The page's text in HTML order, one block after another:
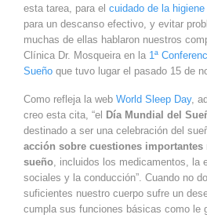
esta tarea, para el cuidado de la
para un descanso efectivo, y evitar
muchas de ellas hablaron nuestros
Clínica Dr. Mosqueira en la 1ª
Sueño que tuvo lugar el pasado 15 de
Como refleja la web World Sleep Day,
creo esta cita, “el Día Mundial del
destinado a ser una celebración del
acción sobre cuestiones importantes
sueño, incluidos los medicamentos, la
sociales y la conducción”. Cuando no
suficientes nuestro cuerpo sufre un
cumpla sus funciones básicas como le